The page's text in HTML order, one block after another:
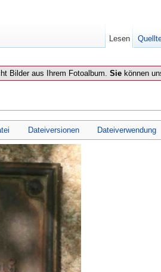
Bilder aus Ihrem Fotoalbum. Sie können
Dateiversionen Dateiverwendung
Lesen